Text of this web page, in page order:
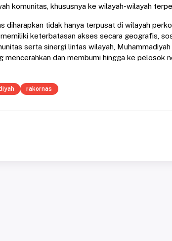
komunitas, khususnya ke wilayah-wilayah
diharapkan tidak hanya terpusat di wilayah
keterbatasan akses secara geografis,
serta sinergi lintas wilayah,
mencerahkan dan membumi hingga ke pelosok
rakornas